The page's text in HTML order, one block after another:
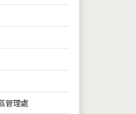
管理處